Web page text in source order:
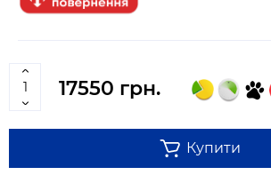
17550 грн.
Купити